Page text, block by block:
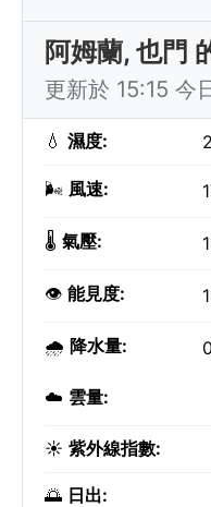
阿姆蘭, 也門
更新於 15:15 今
💧 濕度:
🌬️ 風速:
🌡️ 氣壓:
👁️ 能見度:
🌧️ 降水量:
☁️ 雲量:
☀️ 紫外線指數:
🌅 日出: